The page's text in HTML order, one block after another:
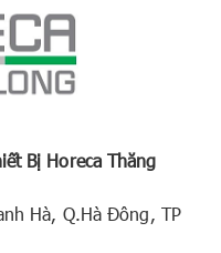
Bị Horeca Thăng
Hà, Q.Hà Đông, TP